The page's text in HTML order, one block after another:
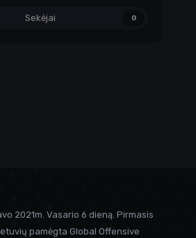
Sekėjai 0
2021m. Vasario 6 dieną. Pirmasis
pamėgta Global Offensive